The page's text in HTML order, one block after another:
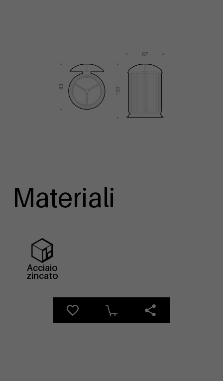
Materiali
Acciaio
zincato